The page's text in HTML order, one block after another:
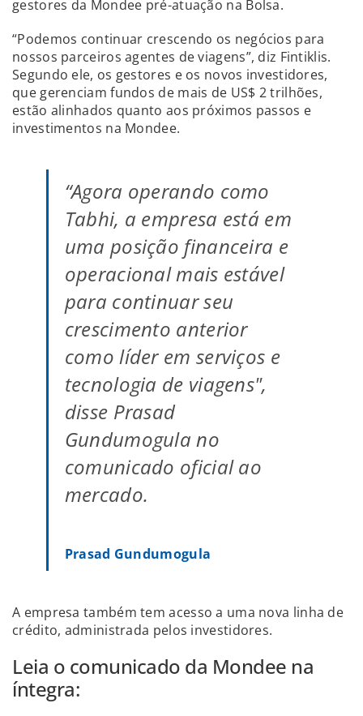
gestores da Mondee pré-atuação na Bolsa.
“Podemos continuar crescendo os negócios para
nossos parceiros agentes de viagens”, diz Fintiklis.
Segundo ele, os gestores e os novos investidores,
que gerenciam fundos de mais de US$ 2 trilhões,
estão alinhados quanto aos próximos passos e
investimentos na Mondee.
“Agora operando como
Tabhi, a empresa está em
uma posição financeira e
operacional mais estável
para continuar seu
crescimento anterior
como líder em serviços e
tecnologia de viagens",
disse Prasad
Gundumogula no
comunicado oficial ao
mercado.
Prasad Gundumogula
A empresa também tem acesso a uma nova linha de
crédito, administrada pelos investidores.
Leia o comunicado da Mondee na
íntegra: